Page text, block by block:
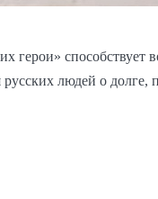
герои» способствует
людей о долге,